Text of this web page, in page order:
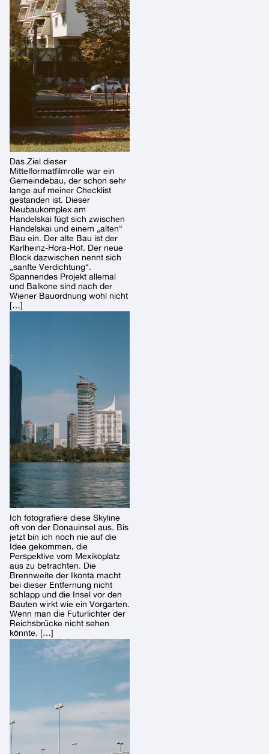
Das Ziel dieser
Mittelformatfilmrolle war ein
Gemeindebau, der schon sehr
lange auf meiner Checklist
gestanden ist. Dieser
Neubaukomplex am
Handelskai fügt sich zwischen
Handelskai und einem „alten“
Bau ein. Der alte Bau ist der
Karlheinz-Hora-Hof. Der neue
Block dazwischen nennt sich
„sanfte Verdichtung“.
Spannendes Projekt allemal
und Balkone sind nach der
Wiener Bauordnung wohl nicht
[…]
Ich fotografiere diese Skyline
oft von der Donauinsel aus. Bis
jetzt bin ich noch nie auf die
Idee gekommen, die
Perspektive vom Mexikoplatz
aus zu betrachten. Die
Brennweite der Ikonta macht
bei dieser Entfernung nicht
schlapp und die Insel vor den
Bauten wirkt wie ein Vorgarten.
Wenn man die Futurlichter der
Reichsbrücke nicht sehen
könnte, […]